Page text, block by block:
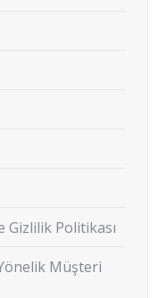
Gizlilik Politikası
Müşteri